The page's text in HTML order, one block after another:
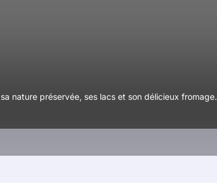
nature préservée, ses lacs et son délicieux fromage.